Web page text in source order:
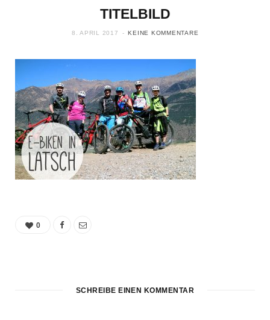
TITELBILD
8. APRIL 2017 KEINE KOMMENTARE
0
SCHREIBE EINEN KOMMENTAR